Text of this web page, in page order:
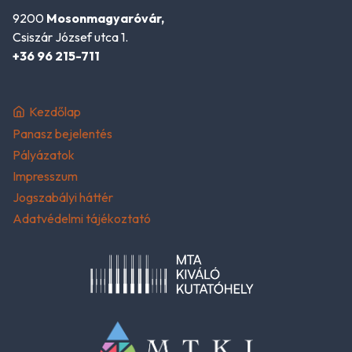
9200 Mosonmagyaróvár,
Csiszár József utca 1.
+36 96 215-711
Kezdőlap
Panasz bejelentés
Pályázatok
Impresszum
Jogszabályi háttér
Adatvédelmi tájékoztató